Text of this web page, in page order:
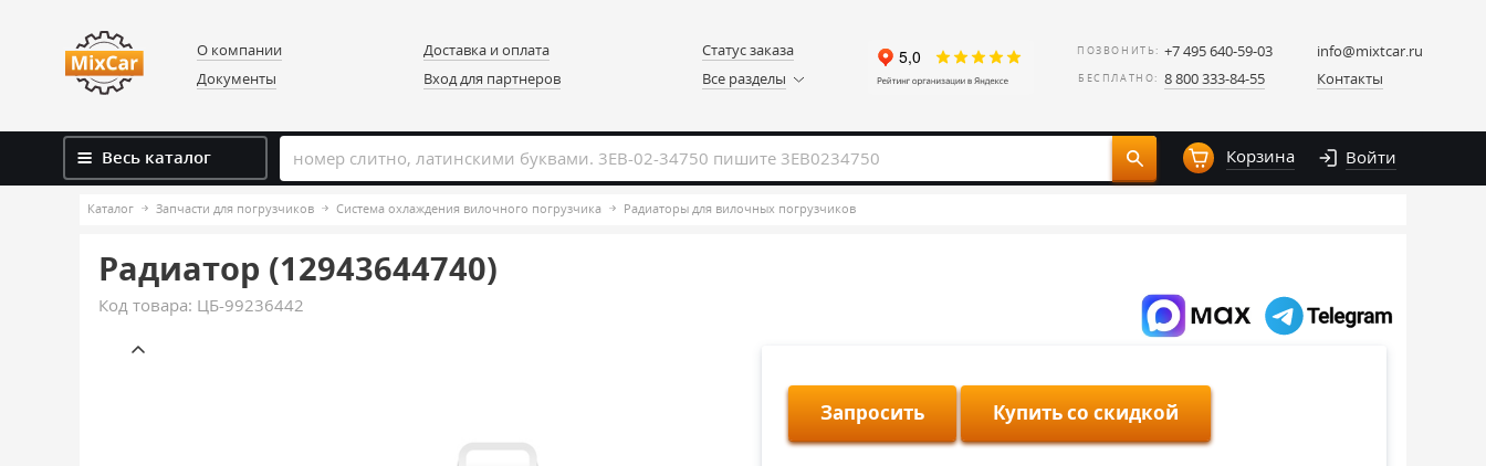
О компании
Документы
Доставка и оплата
Вход для партнеров
Статус заказа
Все разделы
ПОЗВОНИТЬ: +7 495 640-59-03
БЕСПЛАТНО: 8 800 333-84-55
info@mixtcar.ru
Контакты
Весь каталог Корзина Войти
Каталог Запчасти для погрузчиков Система охлаждения вилочного погрузчика Радиаторы для вилочных погрузчиков
Радиатор (12943644740)
Код товара: ЦБ-99236442
Запросить Купить со скидкой